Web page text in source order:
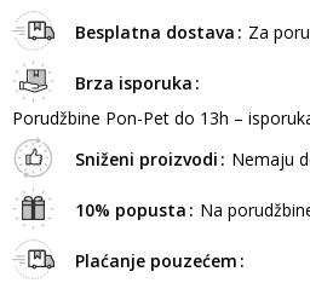
Besplatna dostava Za
Brza isporuka
Porudžbine Pon-Pet do 13h –
Sniženi proizvodi
Nemaju
10% popusta Na
Plaćanje pouzećem